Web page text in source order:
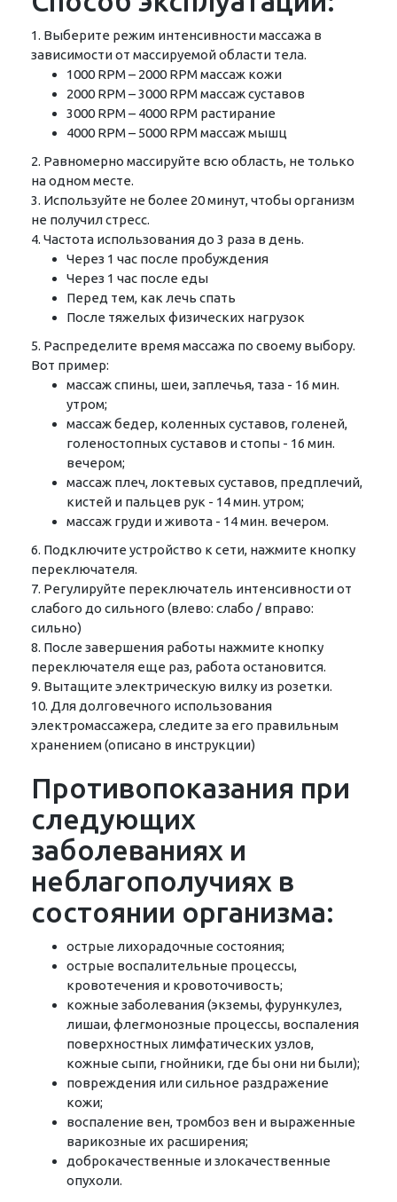
1. Выберите режим интенсивности массажа в
зависимости от массируемой области тела.
1000 RPM – 2000 RPM массаж кожи
2000 RPM – 3000 RPM массаж суставов
3000 RPM – 4000 RPM растирание
4000 RPM – 5000 RPM массаж мышц
2. Равномерно массируйте всю область, не только
на одном месте.
3. Используйте не более 20 минут, чтобы организм
не получил стресс.
4. Частота использования до 3 раза в день.
Через 1 час после пробуждения
Через 1 час после еды
Перед тем, как лечь спать
После тяжелых физических нагрузок
5. Распределите время массажа по своему выбору.
Вот пример:
массаж спины, шеи, заплечья, таза - 16 мин.
утром;
массаж бедер, коленных суставов, голеней,
голеностопных суставов и стопы - 16 мин.
вечером;
массаж плеч, локтевых суставов, предплечий,
кистей и пальцев рук - 14 мин. утром;
массаж груди и живота - 14 мин. вечером.
6. Подключите устройство к сети, нажмите кнопку
переключателя.
7. Регулируйте переключатель интенсивности от
слабого до сильного (влево: слабо / вправо:
сильно)
8. После завершения работы нажмите кнопку
переключателя еще раз, работа остановится.
9. Вытащите электрическую вилку из розетки.
10. Для долговечного использования
электромассажера, следите за его правильным
хранением (описано в инструкции)
Противопоказания при
следующих
заболеваниях и
неблагополучиях в
состоянии организма:
острые лихорадочные состояния;
острые воспалительные процессы,
кровотечения и кровоточивость;
кожные заболевания (экземы, фурункулез,
лишаи, флегмонозные процессы, воспаления
поверхностных лимфатических узлов,
кожные сыпи, гнойники, где бы они ни были);
повреждения или сильное раздражение
кожи;
воспаление вен, тромбоз вен и выраженные
варикозные их расширения;
доброкачественные и злокачественные
опухоли.